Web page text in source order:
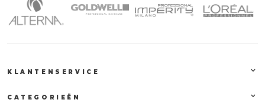
KLANTENSERVICE
CATEGORIEËN